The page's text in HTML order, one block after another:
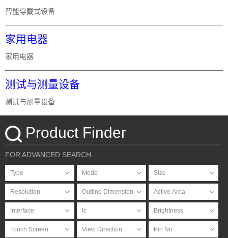
智能穿戴式设备
家用电器
家用电器
测试与测量设备
测试与测量设备
Product Finder
FOR ADVANCED SEARCH